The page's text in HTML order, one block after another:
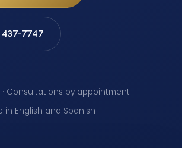
7747
Consultations by appointment ·
in English and Spanish